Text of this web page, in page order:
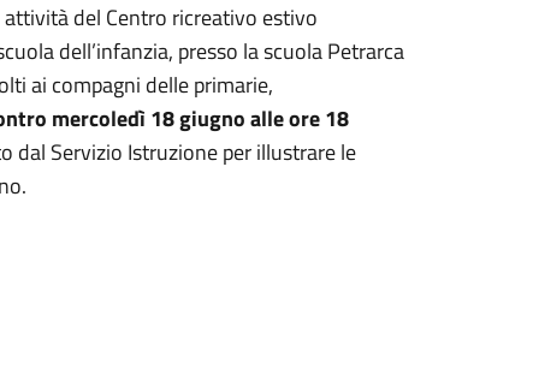
del Centro ricreativo estivo
dell’infanzia, presso la scuola Petrarca
ai compagni delle primarie,
mercoledì 18 giugno alle ore 18
dal Servizio Istruzione per illustrare le